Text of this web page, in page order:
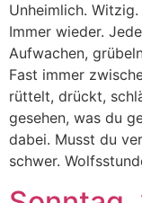
Unheimlich.
Immer wieder.
Aufwachen,
Fast immer
rüttelt, drückt,
gesehen, was du
dabei. Musst du
schwer.